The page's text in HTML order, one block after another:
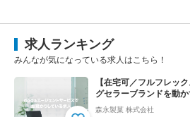
求人ランキング
みんなが気になっている求人はこちら！
【在宅可／フルフレッ
グセラーブランドを動
案営業◆ハイチュウ等
森永製菓 株式会社